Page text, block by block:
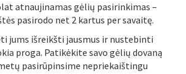
atnaujinamas gėlių pasirinkimas –
pasirodo net 2 kartus per savaitę.
jums išreikšti jausmus ir nustebinti
proga. Patikėkite savo gėlių dovaną
pasirūpinsime nepriekaištingu